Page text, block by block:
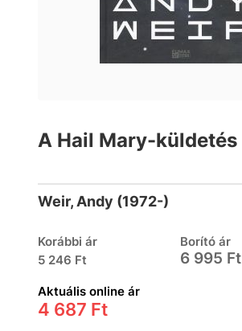
A Hail Mary-küldetés
Weir, Andy (1972-)
Korábbi ár
5 246 Ft
Borító ár
6 995 Ft
Aktuális online ár
4 687 Ft